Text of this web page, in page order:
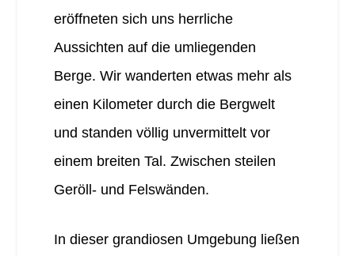
eröffneten sich uns herrliche
Aussichten auf die umliegenden
Berge. Wir wanderten etwas mehr als
einen Kilometer durch die Bergwelt
und standen völlig unvermittelt vor
einem breiten Tal. Zwischen steilen
Geröll- und Felswänden.
In dieser grandiosen Umgebung ließen